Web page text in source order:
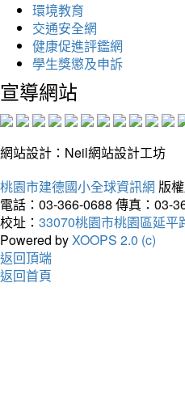
環境教育
交通安全網
健康促進評鑑網
學生獎懲及申訴
宣導網站
網站設計：Neil網站設計工坊
桃園市建德國小全球資訊網 版
電話：03-366-0688 傳真：03-
校址： 33070桃園市桃園區延平
Powered byXOOPS 2.0 (c)
返回頂端
返回首頁